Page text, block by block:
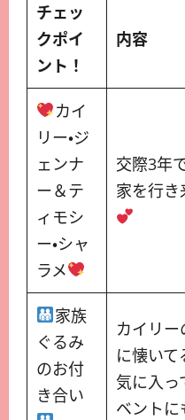
チェッ
クポイ
ント！
内容
カイ
リー・ジ
ェンナ
ー＆テ
ィモシ
ー・シャ
ラメ
交際3年
家を行き
家族
ぐるみ
のお付
き合い
カイリ
に懐い
気に入っ
ベントに